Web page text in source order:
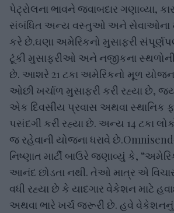
પેટ્રોલના ભાવને જવાબદાર ગણાવ્યા,
સંબંધિત અન્ય વસ્તુઓ અને સેવાઓના
કરે છે.ઘણા અમેરિકનો મુસાફરી
ટૂંકી મુસાફરીઓ અને નજીકના સ્થળોની
છે. આશરે 21 ટકા અમેરિકનો મૂળ
ઓછી ખર્ચાળ મુસાફરી કરી રહ્યા છે,
એક દિવસીય પ્રવાસ અથવા સ્થાનિક
પસંદગી કરી રહ્યા છે. અન્ય 14 ટકા
જ રહેવાની યોજના ધરાવે
નિષ્ણાત માર્ટી બાઉરે જણાવ્યું કે,
આનંદ છોડતા નથી. તેઓ માત્ર એ
વધી રહ્યા છે કે યાદગાર વેકેશન માટે
અથવા ભારે ખર્ચ જરૂરી છે. હવે